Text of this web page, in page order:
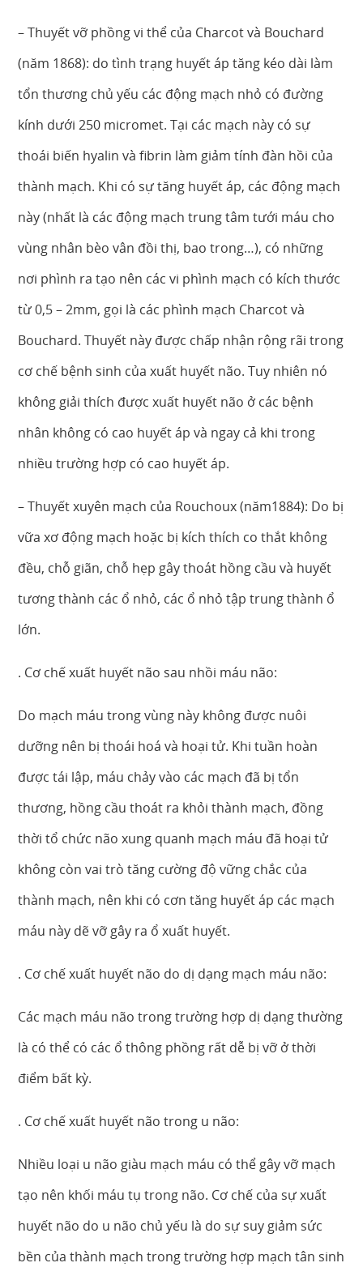
– Thuyết vỡ phồng vi thể của Charcot và Bouchard
(năm 1868): do tình trạng huyết áp tăng kéo dài làm
tổn thương chủ yếu các động mạch nhỏ có đường
kính dưới 250 micromet. Tại các mạch này có sự
thoái biến hyalin và fibrin làm giảm tính đàn hồi của
thành mạch. Khi có sự tăng huyết áp, các động mạch
này (nhất là các động mạch trung tâm tưới máu cho
vùng nhân bèo vân đồi thị, bao trong…), có những
nơi phình ra tạo nên các vi phình mạch có kích thước
từ 0,5 – 2mm, gọi là các phình mạch Charcot và
Bouchard. Thuyết này được chấp nhận rộng rãi trong
cơ chế bệnh sinh của xuất huyết não. Tuy nhiên nó
không giải thích được xuất huyết não ở các bệnh
nhân không có cao huyết áp và ngay cả khi trong
nhiều trường hợp có cao huyết áp.
– Thuyết xuyên mạch của Rouchoux (năm1884): Do bị
vữa xơ động mạch hoặc bị kích thích co thắt không
đều, chỗ giãn, chỗ hẹp gây thoát hồng cầu và huyết
tương thành các ổ nhỏ, các ổ nhỏ tập trung thành ổ
lớn.
. Cơ chế xuất huyết não sau nhồi máu não:
Do mạch máu trong vùng này không được nuôi
dưỡng nên bị thoái hoá và hoại tử. Khi tuần hoàn
được tái lập, máu chảy vào các mạch đã bị tổn
thương, hồng cầu thoát ra khỏi thành mạch, đồng
thời tổ chức não xung quanh mạch máu đã hoại tử
không còn vai trò tăng cường độ vững chắc của
thành mạch, nên khi có cơn tăng huyết áp các mạch
máu này dẽ vỡ gây ra ổ xuất huyết.
. Cơ chế xuất huyết não do dị dạng mạch máu não:
Các mạch máu não trong trường hợp dị dạng thường
là có thể có các ổ thông phồng rất dễ bị vỡ ở thời
điểm bất kỳ.
. Cơ chế xuất huyết não trong u não:
Nhiều loại u não giàu mạch máu có thể gây vỡ mạch
tạo nên khối máu tụ trong não. Cơ chế của sự xuất
huyết não do u não chủ yếu là do sự suy giảm sức
bền của thành mạch trong trường hợp mạch tân sinh